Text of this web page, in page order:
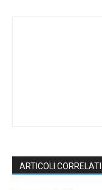
ARTICOLI CORRELATI